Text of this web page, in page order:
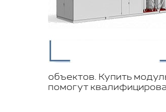
объектов. Купить
помогут